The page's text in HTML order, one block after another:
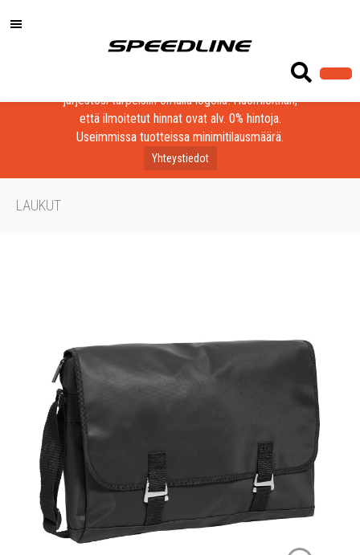
Löydä laadukkaat tuotteet yrityksesi, seurasi tai
järjestösi tarpeisiin omalla logolla! Huomioithan,
että ilmoitetut hinnat ovat alv. 0% hintoja.
Useimmissa tuotteissa minimitilausmäärä.
Yhteystiedot
LAUKUT